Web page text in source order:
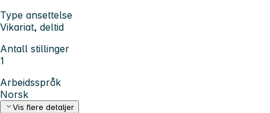
Type ansettelse
Vikariat, deltid
Antall stillinger
1
Arbeidsspråk
Norsk
Vis flere detaljer